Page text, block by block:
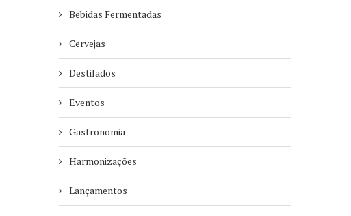
Bebidas Fermentadas
Cervejas
Destilados
Eventos
Gastronomia
Harmonizações
Lançamentos